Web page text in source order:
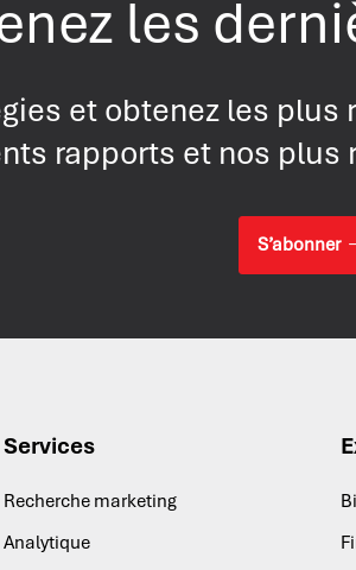
les
et obtenez les
rapports et nos
S’abonner
Services
Recherche marketing
Analytique